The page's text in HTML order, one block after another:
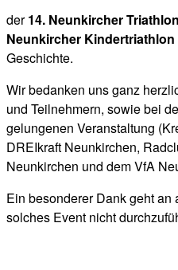
der14. Neunkircher
Neunkircher Kindertriathlon
Geschichte.
Wir bedanken uns ganz
und Teilnehmern, sowie bei
gelungenen Veranstaltung
DREIkraft Neunkirchen,
Neunkirchen und dem VfA
Ein besonderer Dank geht
solches Event nicht